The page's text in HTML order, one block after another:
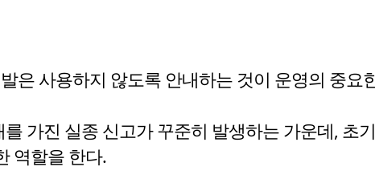
은 사용하지 않도록 안내하는 것이 운영의 중요
가진 실종 신고가 꾸준히 발생하는 가운데, 초
역할을 한다.